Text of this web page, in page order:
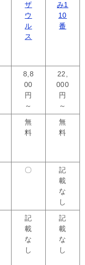
ザ
ウ
ル
ス
み1
10
番
8,8
00
円
～
22,
000
円
～
無
料
無
料
〇
記
載
な
し
記
載
な
し
記
載
な
し